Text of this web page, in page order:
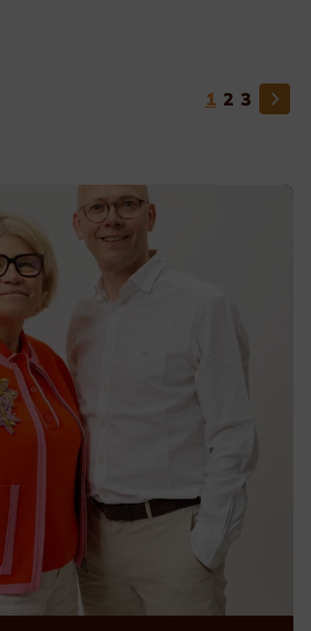
1 2 3